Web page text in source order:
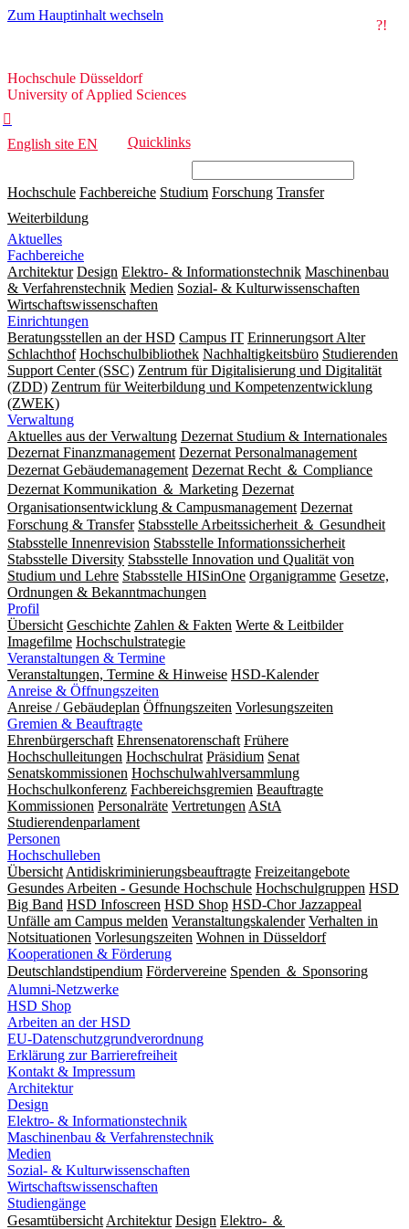
Zum Hauptinhalt wechseln
?!
Hochschule
Düsseldorf
Hochschule Düsseldorf
University of Applied Sciences

English site EN Quicklinks
Hochschule Fachbereiche Studium Forschung Transfer
Weiterbildung
Aktuelles
Fachbereiche
Architektur Design Elektro- & Informationstechnik Maschinenbau
& Verfahrenstechnik Medien Sozial- & Kulturwissenschaften
Wirtschaftswissenschaften
Einrichtungen
Beratungsstellen an der HSD Campus IT Erinnerungsort Alter
Schlachthof Hochschulbibliothek Nachhaltigkeitsbüro Studierenden
Support Center (SSC) Zentrum für Digitalisierung und Digitalität
(ZDD) Zentrum für Weiterbildung und Kompetenzentwicklung
(ZWEK)
Verwaltung
Aktuelles aus der Verwaltung Dezernat Studium & Internationales
Dezernat Finanzmanagement Dezernat Personalmanagement
Dezernat Gebäudemanagement Dezernat Recht ＆ Compliance
Dezernat Kommunikation ＆ Marketing Dezernat
Organisationsentwicklung & Campusmanagement Dezernat
Forschung & Transfer Stabsstelle Arbeitssicherheit ＆ Gesundheit
Stabsstelle Innenrevision Stabsstelle In­for­ma­ti­ons­sicher­heit
Stabsstelle Diversity Stabsstelle Innovation und Qualität von
Studium und Lehre Stabsstelle HISinOne Organigramme Gesetze,
Ordnungen & Bekanntmachungen
Profil
Übersicht Geschichte Zahlen & Fakten Werte & Leitbilder
Imagefilme Hochschulstrategie
Veranstaltungen & Termine
Veranstaltungen, Termine & Hinweise HSD-Kalender
Anreise & Öffnungszeiten
Anreise / Gebäudeplan Öffnungszeiten Vorlesungszeiten
Gremien & Beauftragte
Ehrenbürgerschaft Ehrensenatorenschaft Frühere
Hochschulleitungen Hochschulrat Präsidium Senat
Senatskommissionen Hochschulwahlversammlung
Hochschulkonferenz Fachbereichsgremien Beauftragte
Kommissionen Personalräte Vertretungen AStA
Studierendenparlament
Personen
Hochschulleben
Übersicht Antidiskriminierungsbeauftragte Freizeitangebote
Gesundes Arbeiten - Gesunde Hochschule Hochschulgruppen HSD
Big Band HSD Infoscreen HSD Shop HSD-Chor Jazzappeal
Unfälle am Campus melden Veranstaltungskalender Verhalten in
Notsituationen Vorlesungszeiten Wohnen in Düsseldorf
Kooperationen & Förderung
Deutschlandstipendium Fördervereine Spenden ＆ Sponsoring
Alumni-Netzwerke
HSD Shop
Arbeiten an der HSD
EU-Datenschutzgrundverordnung
Erklärung zur Barrierefreiheit
Kontakt & Impressum
Architektur
Design
Elektro- & Informationstechnik
Maschinenbau & Verfahrenstechnik
Medien
Sozial- & Kulturwissenschaften
Wirtschaftswissenschaften
Studiengänge
Gesamtübersicht Architektur Design Elektro- ＆